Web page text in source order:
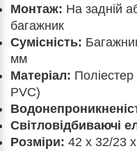
Монтаж: На задній
багажник
Сумісність:
мм
Матеріал:
PVC)
Світловідбиваючі
Розміри: 42 x 32/23